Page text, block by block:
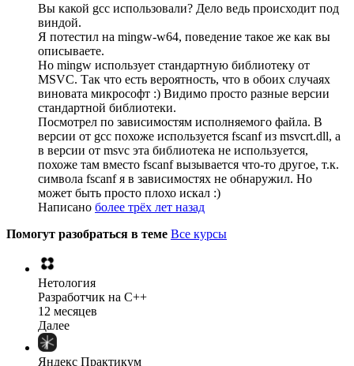
Вы какой gcc использовали? Дело ведь происходит под
виндой.
Я потестил на mingw-w64, поведение такое же как вы
описываете.
Но mingw использует стандартную библиотеку от
MSVC. Так что есть вероятность, что в обоих случаях
виновата микрософт :) Видимо просто разные версии
стандартной библиотеки.
Посмотрел по зависимостям исполняемого файла. В
версии от gcc похоже используется fscanf из msvcrt.dll, а
в версии от msvc эта библиотека не используется,
похоже там вместо fscanf вызывается что-то другое, т.к.
символа fscanf я в зависимостях не обнаружил. Но
может быть просто плохо искал :)
Написано более трёх лет назад
Помогут разобраться в теме Все курсы
Нетология
Разработчик на C++
12 месяцев
Далее
Яндекс Практикум